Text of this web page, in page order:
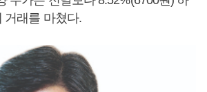
거래를 마쳤다.